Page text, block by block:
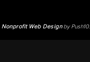
Nonprofit Web Designby Push10.